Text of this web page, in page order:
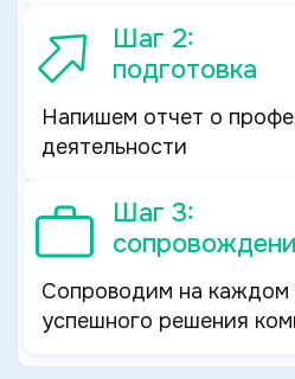
Шаг 2:
подготовка
Напишем отчет о
деятельности
Шаг 3:
Сопроводим на каждом
успешного решения